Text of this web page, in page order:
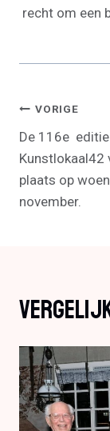
recht om een
Bericht
Navigatie
VORIGE
De 116e editie
Kunstlokaal42
plaats op
november.